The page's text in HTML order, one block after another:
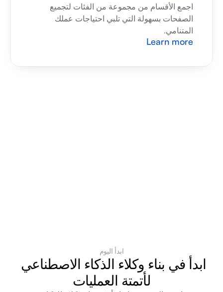
المتنامي.
Learn more
ابدأ اليوم
لأتمتة العمليات